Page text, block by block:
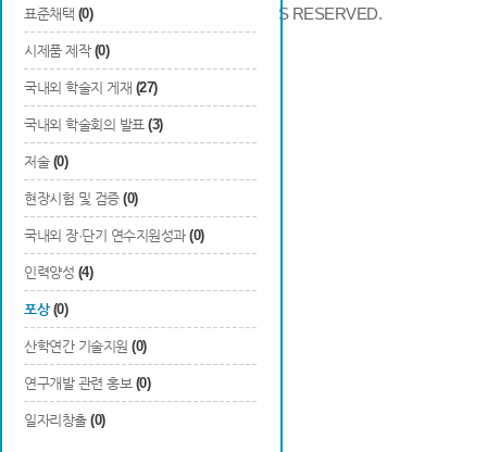
표준채택 (0)
시제품 제작 (0)
국내외 학술지 게재 (27)
국내외 학술회의 발표 (3)
저술 (0)
현장시험 및 검증 (0)
국내외 장·단기 연수지원성과 (0)
인력양성 (4)
포상 (0)
산학연간 기술지원 (0)
연구개발 관련 홍보 (0)
일자리창출 (0)
COPYRIGHTS © 2014 KAIA, ALL RIGHTS RESERVED.